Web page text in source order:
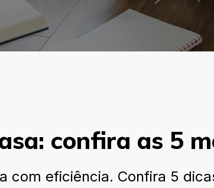
confira as 5
com eficiência. Confira 5